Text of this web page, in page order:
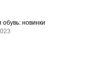
обувь: новинки